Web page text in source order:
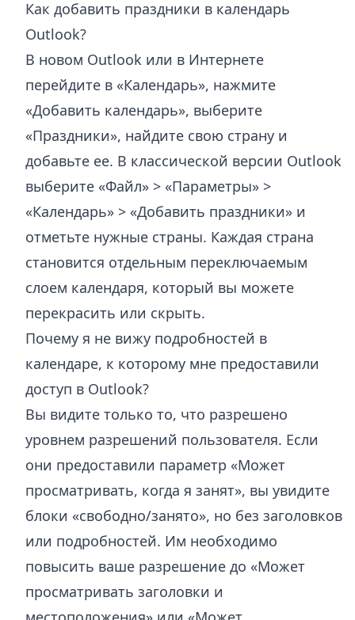
Как добавить праздники в календарь
Outlook?
В новом Outlook или в Интернете
перейдите в «Календарь», нажмите
«Добавить календарь», выберите
«Праздники», найдите свою страну и
добавьте ее. В классической версии Outlook
выберите «Файл» > «Параметры» >
«Календарь» > «Добавить праздники» и
отметьте нужные страны. Каждая страна
становится отдельным переключаемым
слоем календаря, который вы можете
перекрасить или скрыть.
Почему я не вижу подробностей в
календаре, к которому мне предоставили
доступ в Outlook?
Вы видите только то, что разрешено
уровнем разрешений пользователя. Если
они предоставили параметр «Может
просматривать, когда я занят», вы увидите
блоки «свободно/занято», но без заголовков
или подробностей. Им необходимо
повысить ваше разрешение до «Может
просматривать заголовки и